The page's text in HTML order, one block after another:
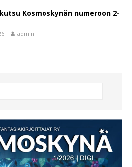
Kosmoskynän numeroon 2-
admin